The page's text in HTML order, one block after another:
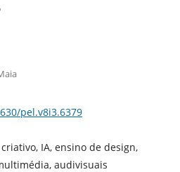
pel.v8i3.6379
IA, ensino de design,
audivisuais